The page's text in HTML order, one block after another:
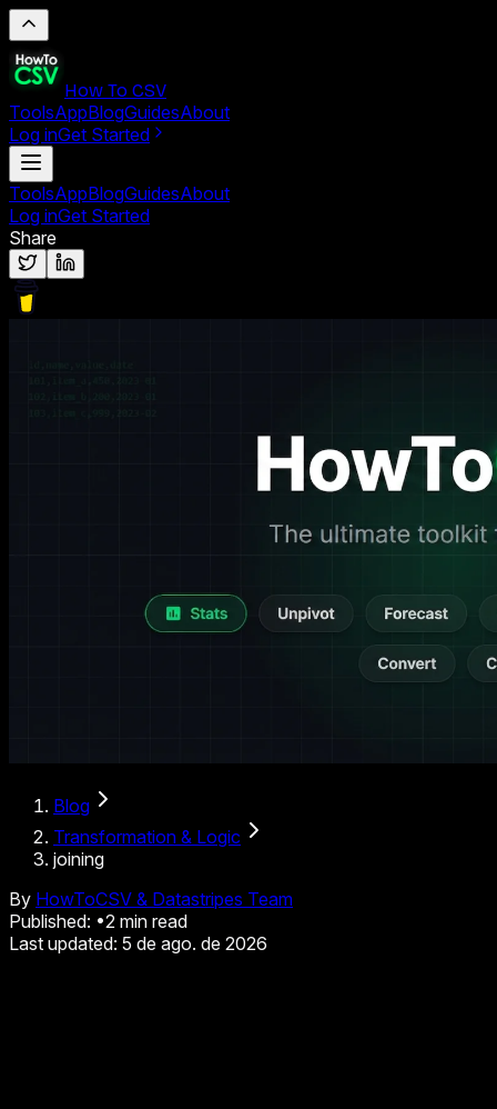
How To CSV
ToolsAppBlogGuidesAbout
Log inGet Started
ToolsAppBlogGuidesAbout
Log inGet Started
Share
Blog
Transformation & Logic
joining
By HowToCSV & Datastripes Team
Published: •2 min read
Last updated: 5 de ago. de 2026